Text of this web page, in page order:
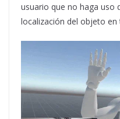
usuario que no haga uso
localización del objeto en